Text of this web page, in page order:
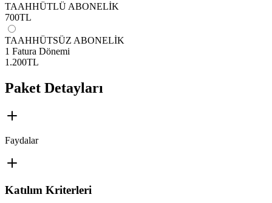
TAAHHÜTLÜ ABONELİK
700TL
TAAHHÜTSÜZ ABONELİK
1 Fatura Dönemi
1.200TL
Paket Detayları
Faydalar
Katılım Kriterleri